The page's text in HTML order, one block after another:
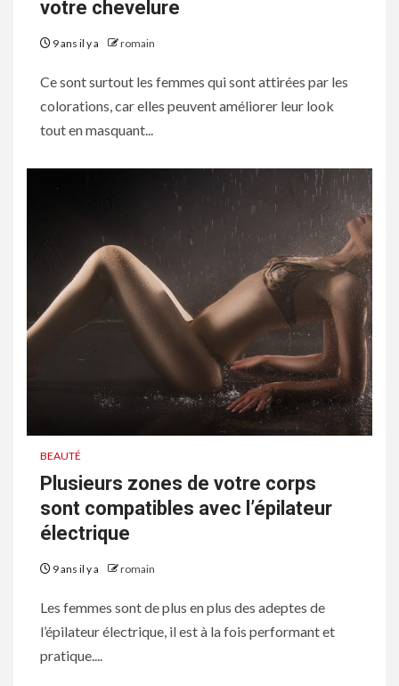
votre chevelure
9 ans il y a romain
Ce sont surtout les femmes qui sont attirées par les
colorations, car elles peuvent améliorer leur look
tout en masquant...
BEAUTÉ
Plusieurs zones de votre corps
sont compatibles avec l’épilateur
électrique
9 ans il y a romain
Les femmes sont de plus en plus des adeptes de
l’épilateur électrique, il est à la fois performant et
pratique....